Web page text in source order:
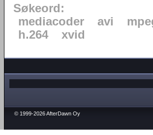
Søkeord:
mediacoder
avi
h.264
xvid
© 1999-2026 AfterDawn Oy